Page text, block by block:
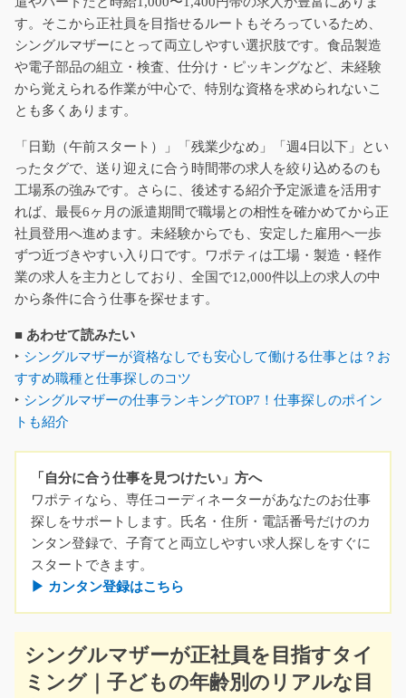
す。そこから正社員を目指せるルートもそろっているため、
シングルマザーにとって両立しやすい選択肢です。食品製造
や電子部品の組立・検査、仕分け・ピッキングなど、未経験
から覚えられる作業が中心で、特別な資格を求められないこ
とも多くあります。
「日勤（午前スタート）」「残業少なめ」「週4日以下」とい
ったタグで、送り迎えに合う時間帯の求人を絞り込めるのも
工場系の強みです。さらに、後述する紹介予定派遣を活用す
れば、最長6ヶ月の派遣期間で職場との相性を確かめてから正
社員登用へ進めます。未経験からでも、安定した雇用へ一歩
ずつ近づきやすい入り口です。ワポティは工場・製造・軽作
業の求人を主力としており、全国で12,000件以上の求人の中
から条件に合う仕事を探せます。
■ あわせて読みたい
‣ シングルマザーが資格なしでも安心して働ける仕事とは？お
すすめ職種と仕事探しのコツ
‣ シングルマザーの仕事ランキングTOP7！仕事探しのポイン
トも紹介
「自分に合う仕事を見つけたい」方へ
ワポティなら、専任コーディネーターがあなたのお仕事
探しをサポートします。氏名・住所・電話番号だけのカ
ンタン登録で、子育てと両立しやすい求人探しをすぐに
スタートできます。
▶ カンタン登録はこちら
シングルマザーが正社員を目指すタイ
ミング｜子どもの年齢別のリアルな目